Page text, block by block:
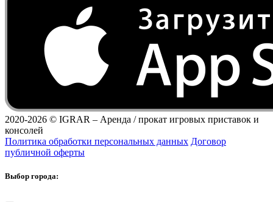
2020-2026 © IGRAR – Аренда / прокат игровых приставок и
консолей
Политика обработки персональных данных Договор
публичной оферты
Выбор города: